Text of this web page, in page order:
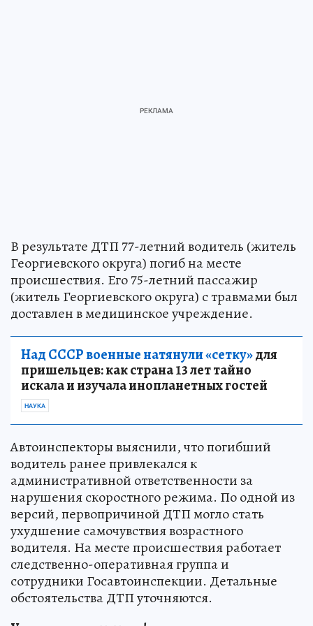
В результате ДТП 77-летний водитель (житель
Георгиевского округа) погиб на месте
происшествия. Его 75-летний пассажир
(житель Георгиевского округа) с травмами был
доставлен в медицинское учреждение.
Над СССР военные натянули «сетку»для
пришельцев: как страна 13 лет тайно
искала и изучала инопланетных гостей
НАУКА
Автоинспекторы выяснили, что погибший
водитель ранее привлекался к
административной ответственности за
нарушения скоростного режима. По одной из
версий, первопричиной ДТП могло стать
ухудшение самочувствия возрастного
водителя. На месте происшествия работает
следственно-оперативная группа и
сотрудники Госавтоинспекции. Детальные
обстоятельства ДТП уточняются.